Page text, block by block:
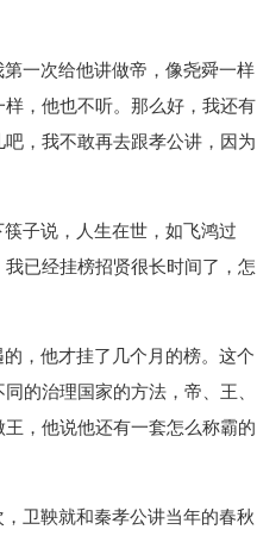
一次给他讲做帝，像尧舜一样
，他也不听。那么好，我还有
，我不敢再去跟孝公讲，因为
子说，人生在世，如飞鸿过
已经挂榜招贤很长时间了，怎
，他才挂了几个月的榜。这个
的治理国家的方法，帝、王、
，他说他还有一套怎么称霸的
卫鞅就和秦孝公讲当年的春秋